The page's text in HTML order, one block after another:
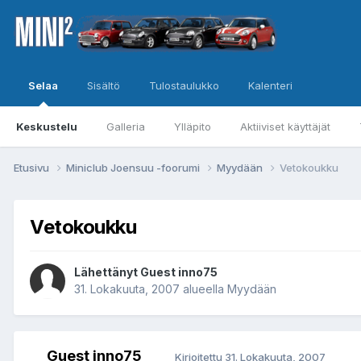
Selaa
Keskustelu Galleria Ylläpito Aktiiviset käyttäjät
Sisältö Tulostaulukko Kalenteri
Etusivu Miniclub Joensuu -foorumi Myydään Vetokoukku
Vetokoukku
Lähettänyt Guest inno75
31. Lokakuuta, 2007 alueella Myydään
Guest inno75 Kirjoitettu 31. Lokakuuta, 2007